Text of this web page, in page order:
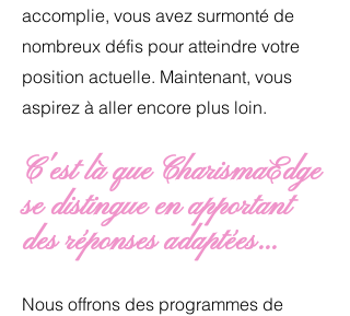
accomplie, vous avez surmonté de
nombreux défis pour atteindre votre
position actuelle. Maintenant, vous
aspirez à aller encore plus loin.
C'est là que CharismaEdge
se distingue en apportant
des réponses adaptées...
Nous offrons des programmes de